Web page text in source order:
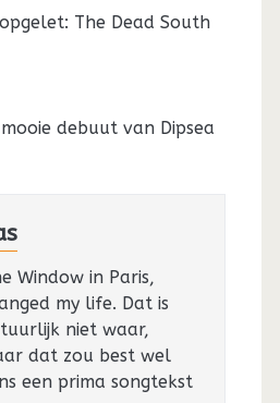
The Dead South
debuut van Dipsea
Window in Paris,
my life. Dat is
niet waar,
dat zou best wel
een prima songtekst